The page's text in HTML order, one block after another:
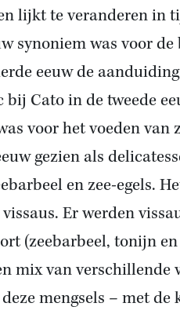
lijkt te veranderen in
synoniem was voor de
eeuw de
Cato in de tweede
voor het voeden van
gezien als
en zee-egels.
Er werden
(zeebarbeel, tonijn
mix van verschillende
mengsels – met de